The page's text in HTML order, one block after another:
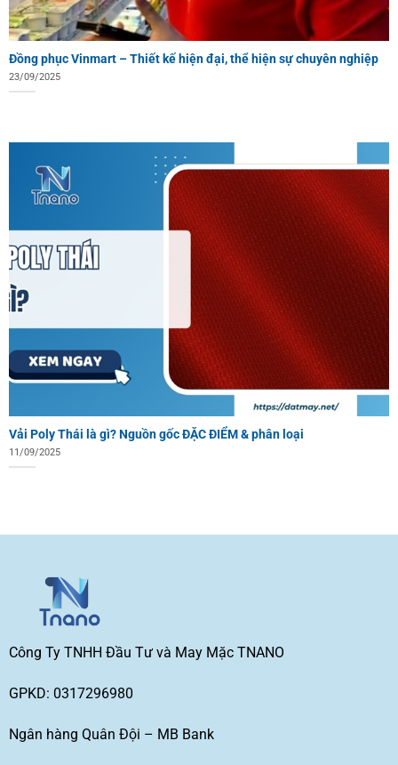
Đồng phục Vinmart – Thiết kế hiện đại, thể hiện sự chuyên nghiệp
23/09/2025
Vải Poly Thái là gì? Nguồn gốc ĐẶC ĐIỂM & phân loại
11/09/2025
Công Ty TNHH Đầu Tư và May Mặc TNANO
GPKD: 0317296980
Ngân hàng Quân Đội – MB Bank